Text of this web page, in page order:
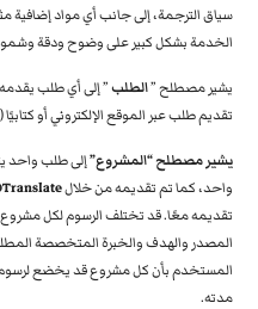
سياق الترجمة، إلى جانب أي مواد
الخدمة بشكل كبير على وضوح ودقة وشمول
يشير مصطلح ”الطلب” إلى أي طلب
تقديم طلب عبر الموقع الإلكتروني أو كتابيًا
يشير مصطلح “المشروع”إلى طلب واحد
واحد، كما تم تقديمه من خلال
تقديمه معًا. قد تختلف الرسوم لكل مشروع
المصدر والهدف والخبرة المتخصصة
المستخدم بأن كل مشروع قد يخضع
مدته.